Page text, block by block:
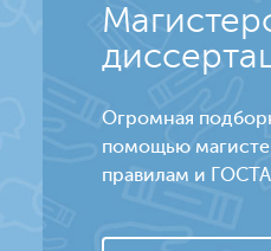
Огромная
помощью
правилам и